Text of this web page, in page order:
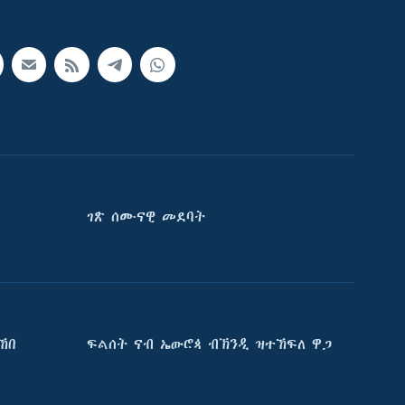
ገጽ ሰሙናዊ መደባት
ፍልሰት ናብ ኤውሮጳ ብኽንዲ ዝተኸፍለ ዋጋ